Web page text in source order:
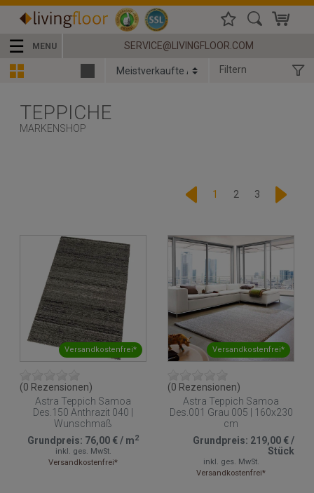
☰ MENU SERVICE@LIVINGFLOOR.COM
Filtern
TEPPICHE
MARKENSHOP
1 2 3
Versandkostenfrei*
(0 Rezensionen)
Astra Teppich Samoa
Des.150 Anthrazit 040 |
Wunschmaß
Grundpreis: 76,00 €/ m2
inkl. ges. MwSt.
Versandkostenfrei*
Versandkostenfrei*
(0 Rezensionen)
Astra Teppich Samoa
Des.001 Grau 005 | 160x230
cm
Grundpreis: 219,00 €/
Stück
inkl. ges. MwSt.
Versandkostenfrei*